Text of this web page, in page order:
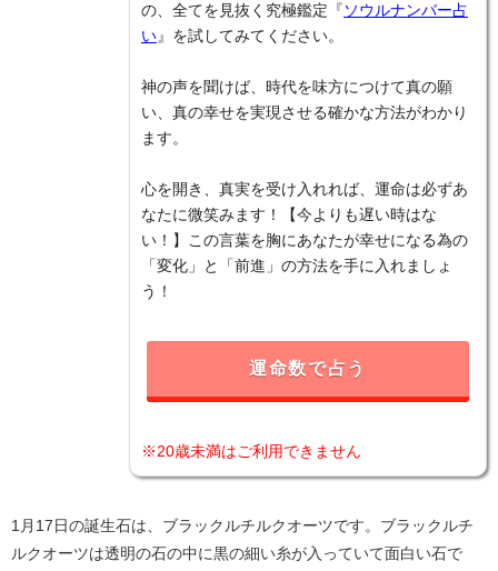
の、全てを見抜く究極鑑定『 ソウルナンバー占
い 』を試してみてください。
神の声を聞けば、時代を味方につけて真の願
い、真の幸せを実現させる確かな方法がわかり
ます。
心を開き、真実を受け入れれば、運命は必ずあ
なたに微笑みます！【今よりも遅い時はな
い！】この言葉を胸にあなたが幸せになる為の
「変化」と「前進」の方法を手に入れましょ
う！
運命数で占う
※20歳未満はご利用できません
1月17日の誕生石は、ブラックルチルクオーツです。ブラックルチ
ルクオーツは透明の石の中に黒の細い糸が入っていて面白い石で